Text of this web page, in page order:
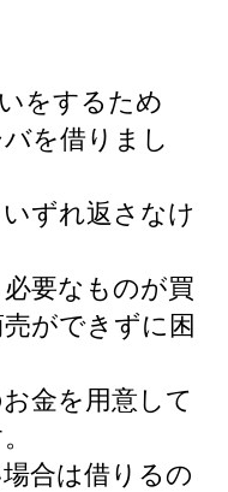
をするため
を借りまし
ずれ返さなけ
要なものが買
ができずに困
金を用意して
合は借りるの